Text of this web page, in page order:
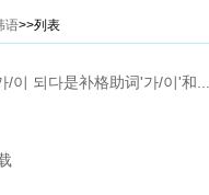
语>>列表
이 되다是补格助词'가/이'和...